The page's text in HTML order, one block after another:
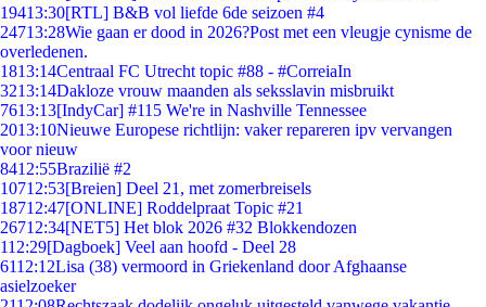
19413:30[RTL] B&B vol liefde 6de seizoen #4
24713:28Wie gaan er dood in 2026?Post met een vleugje cynisme de
overledenen.
1813:14Centraal FC Utrecht topic #88 - #CorreiaIn
3213:14Dakloze vrouw maanden als seksslavin misbruikt
7613:13[IndyCar] #115 We're in Nashville Tennessee
2013:10Nieuwe Europese richtlijn: vaker repareren ipv vervangen
voor nieuw
8412:55Brazilië #2
10712:53[Breien] Deel 21, met zomerbreisels
18712:47[ONLINE] Roddelpraat Topic #21
26712:34[NET5] Het blok 2026 #32 Blokkendozen
112:29[Dagboek] Veel aan hoofd - Deel 28
6112:12Lisa (38) vermoord in Griekenland door Afghaanse
asielzoeker